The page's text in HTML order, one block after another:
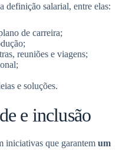
definição salarial, entre elas:
de carreira;
reuniões e viagens;
e soluções.
e inclusão
iniciativas que garantem um